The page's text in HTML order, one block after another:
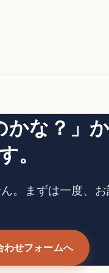
かな？」
。
。まずは一度、お
わせフォームへ